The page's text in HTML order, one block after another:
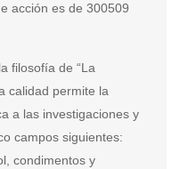
acción es de 300509
filosofía de “La
calidad permite la
a las investigaciones y
campos siguientes:
condimentos y